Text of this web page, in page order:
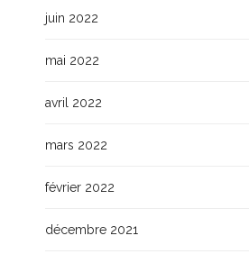
juin 2022
mai 2022
avril 2022
mars 2022
février 2022
décembre 2021